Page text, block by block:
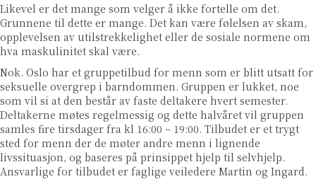
Likevel er det mange som velger å ikke fortelle om det.
Grunnene til dette er mange. Det kan være følelsen av skam,
opplevelsen av utilstrekkelighet eller de sosiale normene om
hva maskulinitet skal være.
Nok. Oslo har et gruppetilbud for menn som er blitt utsatt for
seksuelle overgrep i barndommen. Gruppen er lukket, noe
som vil si at den består av faste deltakere hvert semester.
Deltakerne møtes regelmessig og dette halvåret vil gruppen
samles fire tirsdager fra kl 16:00 – 19:00. Tilbudet er et trygt
sted for menn der de møter andre menn i lignende
livssituasjon, og baseres på prinsippet hjelp til selvhjelp.
Ansvarlige for tilbudet er faglige veiledere Martin og Ingard.